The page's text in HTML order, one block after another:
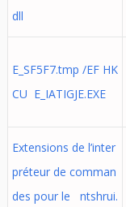
dll
E_SF5F7.tmp /EF HK
CU E_IATIGJE.EXE
Extensions de l’inter
préteur de comman
des pour le ntshrui.